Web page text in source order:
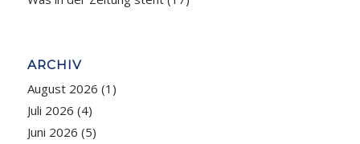
ARCHIV
August 2026 (1)
Juli 2026 (4)
Juni 2026 (5)